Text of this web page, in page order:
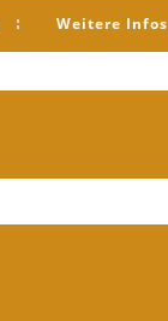
Weitere Infos